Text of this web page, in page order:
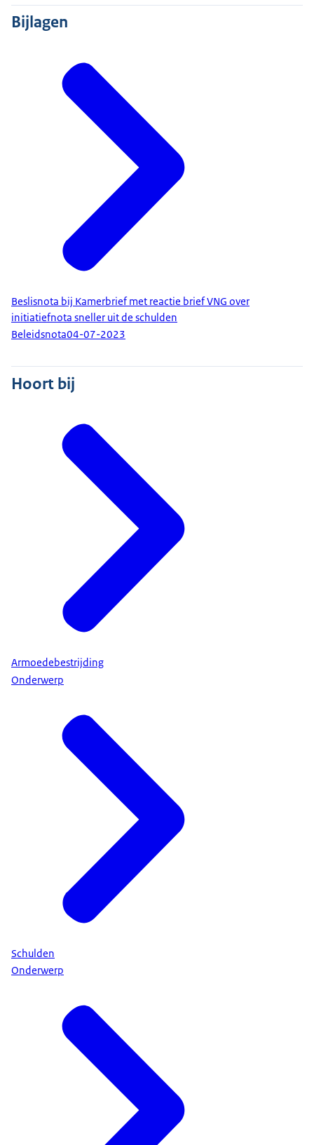
Bijlagen
Beslisnota bij Kamerbrief met reactie brief VNG over
initiatiefnota sneller uit de schulden
Beleidsnota04-07-2023
Hoort bij
Armoedebestrijding
Onderwerp
Schulden
Onderwerp